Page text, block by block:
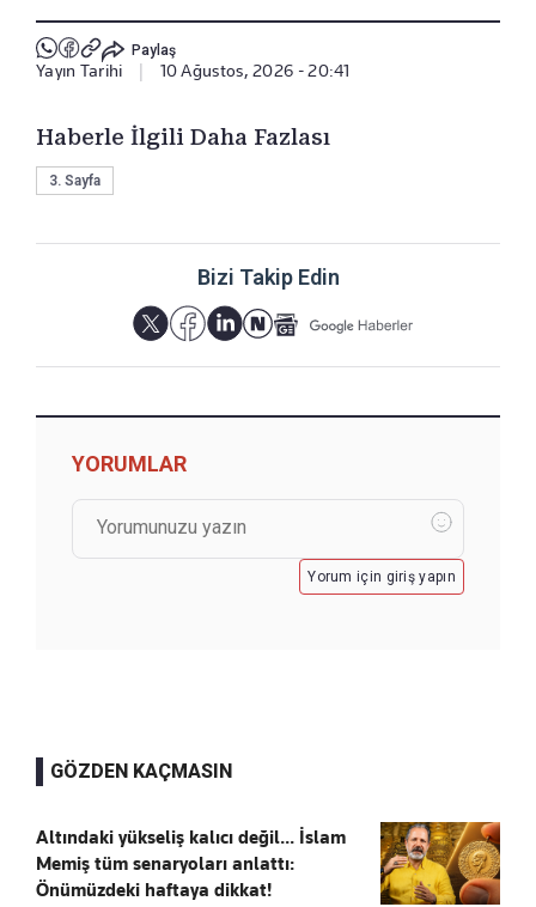
Paylaş
Yayın Tarihi 10 Ağustos, 2026 - 20:41
Haberle İlgili Daha Fazlası
3. Sayfa
Bizi Takip Edin
YORUMLAR
Yorum için giriş yapın
GÖZDEN KAÇMASIN
Altındaki yükseliş kalıcı değil... İslam
Memiş tüm senaryoları anlattı:
Önümüzdeki haftaya dikkat!